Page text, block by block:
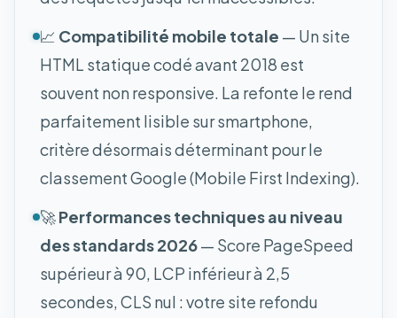
📈 Compatibilité mobile totale — Un site
HTML statique codé avant 2018 est
souvent non responsive. La refonte le rend
parfaitement lisible sur smartphone,
critère désormais déterminant pour le
classement Google (Mobile First Indexing).
🚀Performances techniques au niveau
des standards 2026— Score PageSpeed
supérieur à 90, LCP inférieur à 2,5
secondes, CLS nul : votre site refondu